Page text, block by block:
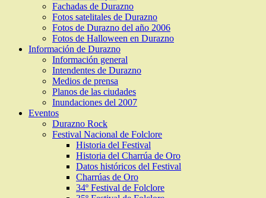
Fachadas de Durazno
Fotos satelitales de Durazno
Fotos de Durazno del año 2006
Fotos de Halloween en Durazno
Información de Durazno
Información general
Intendentes de Durazno
Medios de prensa
Planos de las ciudades
Inundaciones del 2007
Eventos
Durazno Rock
Festival Nacional de Folclore
Historia del Festival
Historia del Charrúa de Oro
Datos históricos del Festival
Charrúas de Oro
34º Festival de Folclore